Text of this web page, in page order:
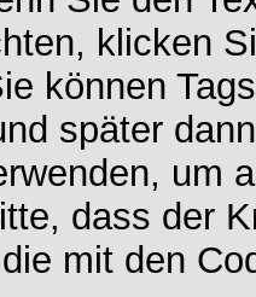
klicken
können
später
um
dass der
mit den